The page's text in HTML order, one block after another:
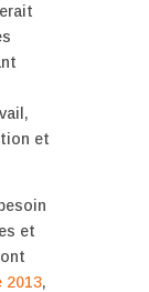
et
et
2013,